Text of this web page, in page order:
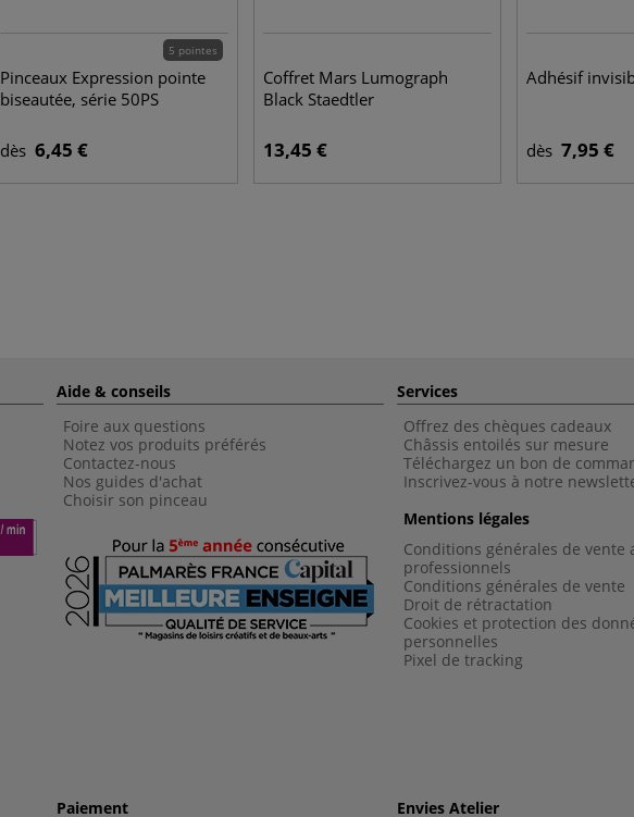
5 pointes
Pinceaux Expression pointe
biseautée, série 50PS
dès 6,45 €
Coffret Mars Lumograph
Black Staedtler
13,45 €
Adhésif
dès 7,95 €
Aide & conseils
Foire aux questions
Notez vos produits préférés
Contactez-nous
Nos guides d'achat
Choisir son pinceau
Services
Offrez des chèques cadeaux
Châssis entoilés sur mesure
Téléchargez un bon de
Inscrivez-vous à notre
Mentions légales
Conditions générales de vente
professionnels
Conditions générales de vente
Droit de rétractation
Cookies et protection des
personnelles
Pixel de tracking
Paiement Envies Atelier